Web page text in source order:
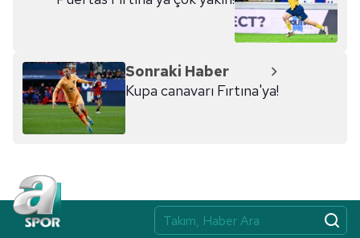
Sonraki Haber
Kupa canavarı Fırtına'ya!